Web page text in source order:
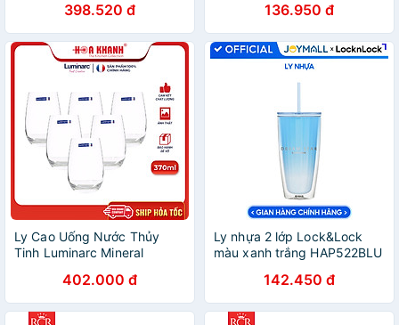
398.520 đ
đậy - Tặng kèm cọ rửa
136.950 đ
Ly Cao Uống Nước Thủy
Tinh Luminarc Mineral
402.000 đ
Ly nhựa 2 lớp Lock&Lock
màu xanh trắng HAP522BLU
có ống hút, có nắp đậy -
JoyMall
142.450 đ